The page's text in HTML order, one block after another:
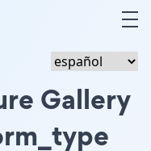
Gallery